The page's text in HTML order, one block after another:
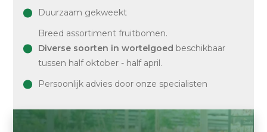
Duurzaam gekweekt
Breed assortiment fruitbomen.
Diverse soorten in wortelgoed beschikbaar
tussen half oktober - half april.
Persoonlijk advies door onze specialisten